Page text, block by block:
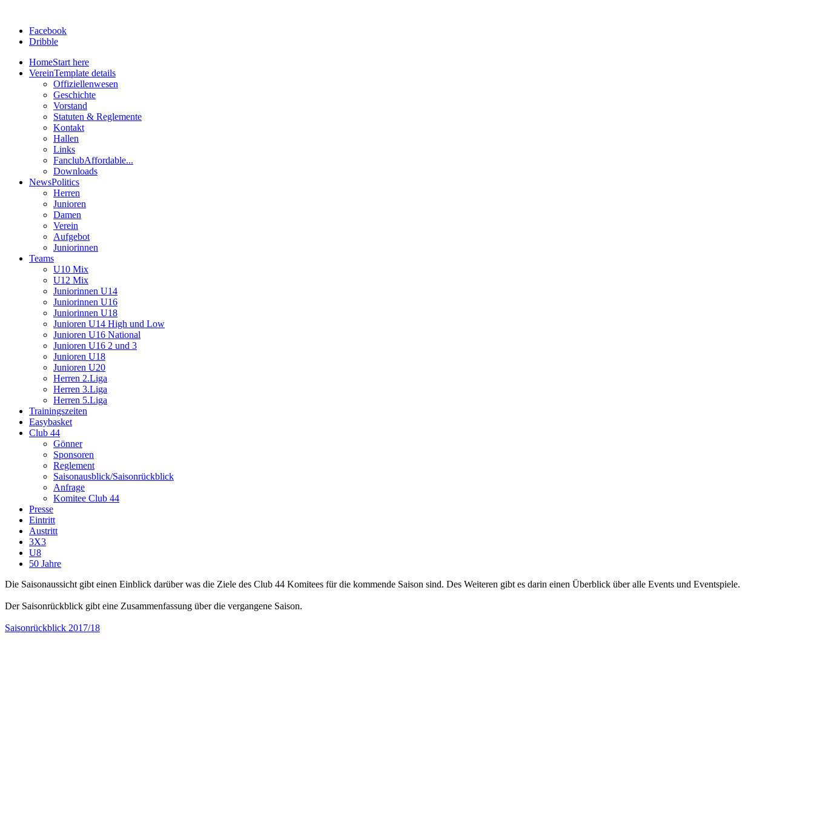
Facebook
Dribble
HomeStart here
VereinTemplate details
Offiziellenwesen
Geschichte
Vorstand
Statuten & Reglemente
Kontakt
Hallen
Links
FanclubAffordable...
Downloads
NewsPolitics
Herren
Junioren
Damen
Verein
Aufgebot
Juniorinnen
Teams
U10 Mix
U12 Mix
Juniorinnen U14
Juniorinnen U16
Juniorinnen U18
Junioren U14 High und Low
Junioren U16 National
Junioren U16 2 und 3
Junioren U18
Junioren U20
Herren 2.Liga
Herren 3.Liga
Herren 5.Liga
Trainingszeiten
Easybasket
Club 44
Gönner
Sponsoren
Reglement
Saisonausblick/Saisonrückblick
Anfrage
Komitee Club 44
Presse
Eintritt
Austritt
3X3
U8
50 Jahre
Die Saisonaussicht gibt einen Einblick darüber was die Ziele des Club 44 Komitees für die kommende Saison sind. Des Weiteren gibt es darin einen Überblick über alle Events und Eventspiele.
Der Saisonrückblick gibt eine Zusammenfassung über die vergangene Saison.
Saisonrückblick 2017/18